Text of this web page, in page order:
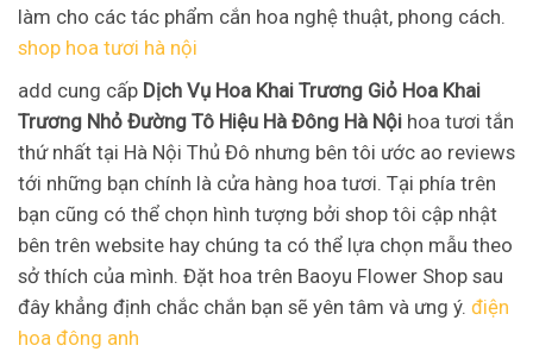
làm cho các tác phẩm cắn hoa nghệ thuật, phong cách.
shop hoa tươi hà nội
add cung cấp Dịch Vụ Hoa Khai Trương Giỏ Hoa Khai
Trương Nhỏ Đường Tô Hiệu Hà Đông Hà Nội hoa tươi tắn
thứ nhất tại Hà Nội Thủ Đô nhưng bên tôi ước ao reviews
tới những bạn chính là cửa hàng hoa tươi. Tại phía trên
bạn cũng có thể chọn hình tượng bởi shop tôi cập nhật
bên trên website hay chúng ta có thể lựa chọn mẫu theo
sở thích của mình. Đặt hoa trên Baoyu Flower Shop sau
đây khẳng định chắc chắn bạn sẽ yên tâm và ưng ý. điện
hoa đông anh